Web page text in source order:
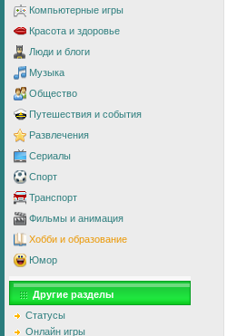
Компьютерные игры
Красота и здоровье
Люди и блоги
Музыка
Общество
Путешествия и события
Развлечения
Сериалы
Спорт
Транспорт
Фильмы и анимация
Хобби и образование
Юмор
Другие разделы
Статусы
Онлайн игры